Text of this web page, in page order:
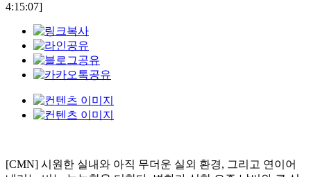
4:15:07]
[CMN] 시원한 실내와 아직 무더운 실외 환경, 그리고 연이어